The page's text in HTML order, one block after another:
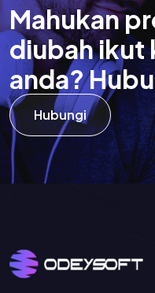
Mahukanpr
diubahikut
anda?Hubu
Hubungi